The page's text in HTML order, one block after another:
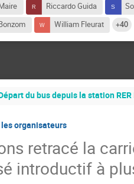
Riccardo Guida
William Fleurat +40
du bus depuis la station
organisateurs
retracé la
introductif à